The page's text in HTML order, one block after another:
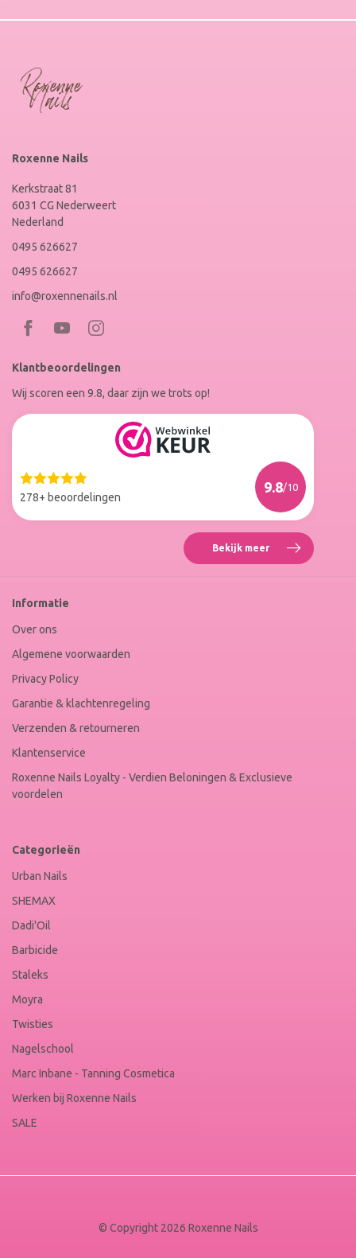
Roxenne Nails
Kerkstraat 81
6031 CG Nederweert
Nederland
0495 626627
0495 626627
info@roxennenails.nl
Bezoek
Facebook
op
Instagram
Klantbeoordelingen
Wij scoren een 9.8, daar zijn we trots op!
278+ beoordelingen
9.8/10
Web
Winkel
Bekijk meer Reviews
Roxenne
Informatie
Over ons
Algemene voorwaarden
Privacy Policy
Garantie & klachtenregeling
Verzenden & retourneren
Klantenservice
Roxenne Nails Loyalty - Verdien Beloningen & Exclusieve
voordelen
Categorieën
Urban Nails
SHEMAX
Dadi'Oil
Barbicide
Staleks
Moyra
Twisties
Nagelschool
Marc Inbane - Tanning Cosmetica
Werken bij Roxenne Nails
SALE
© Copyright 2026 Roxenne Nails